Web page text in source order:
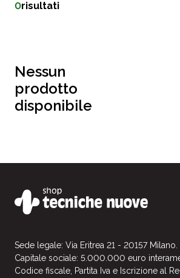
0risultati
Nessun
prodotto
disponibile
Sede legale: Via Eritrea 21 - 20157 Milano.
Capitale sociale: 5.000.000 euro
Codice fiscale, Partita Iva e Iscrizione al